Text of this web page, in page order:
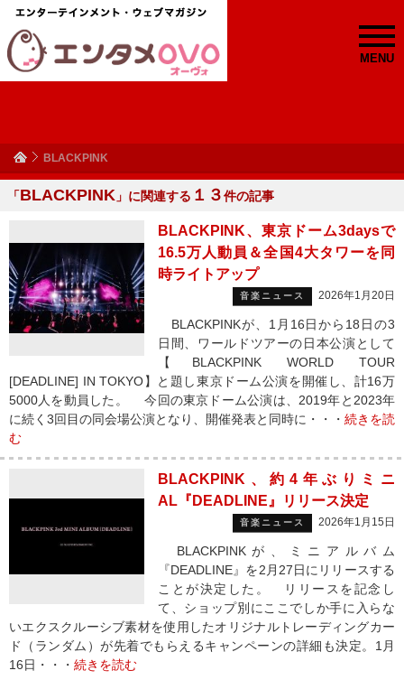
MENU
BLACKPINK
「BLACKPINK 」に関連する １３件の記事
BLACKPINK、東京ドーム3daysで
16.5万人動員＆全国4大タワーを同
時ライトアップ
音楽ニュース 2026年1月20日
BLACKPINKが、1月16日から18日の3
日間、ワールドツアーの日本公演として
【BLACKPINK WORLD TOUR
[DEADLINE] IN TOKYO】と題し東京ドーム公演を開催し、計16万
5000人を動員した。 今回の東京ドーム公演は、2019年と2023年
に続く3回目の同会場公演となり、開催発表と同時に・・・ 続きを読
む
BLACKPINK、約4年ぶりミニ
AL『DEADLINE』リリース決定
音楽ニュース 2026年1月15日
BLACKPINKが、ミニアルバム
『DEADLINE』を2月27日にリリースする
ことが決定した。 リリースを記念し
て、ショップ別にここでしか手に入らな
いエクスクルーシブ素材を使用したオリジナルトレーディングカー
ド（ランダム）が先着でもらえるキャンペーンの詳細も決定。1月
16日・・・ 続きを読む